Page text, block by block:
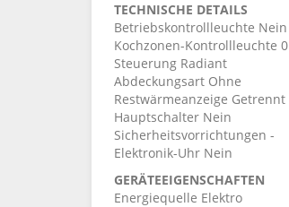
TECHNISCHE DETAILS
Betriebskontrollleuchte Nein
Kochzonen-Kontrollleuchte 0
Steuerung Radiant
Abdeckungsart Ohne
Restwärmeanzeige Getrennt
Hauptschalter Nein
Sicherheitsvorrichtungen -
Elektronik-Uhr Nein
GERÄTEEIGENSCHAFTEN
Energiequelle Elektro